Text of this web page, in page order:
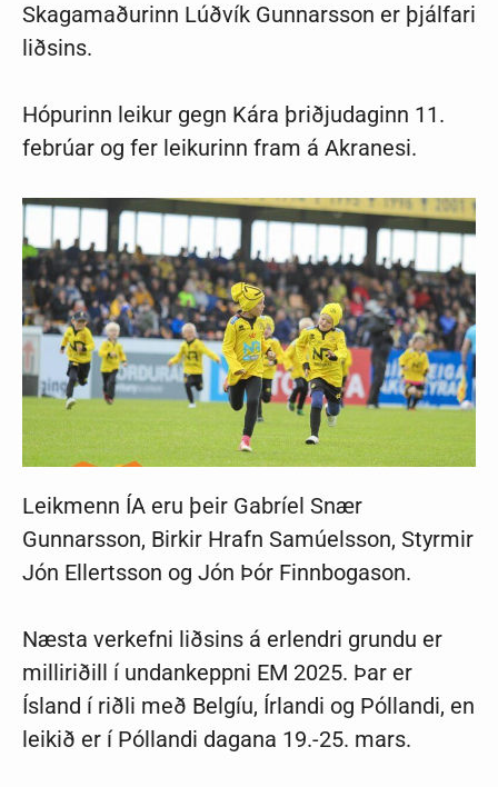
Skagamaðurinn Lúðvík Gunnarsson er þjálfari
liðsins.
Hópurinn leikur gegn Kára þriðjudaginn 11.
febrúar og fer leikurinn fram á Akranesi.
Leikmenn ÍA eru þeir Gabríel Snær
Gunnarsson, Birkir Hrafn Samúelsson, Styrmir
Jón Ellertsson og Jón Þór Finnbogason.
Næsta verkefni liðsins á erlendri grundu er
milliriðill í undankeppni EM 2025. Þar er
Ísland í riðli með Belgíu, Írlandi og Póllandi, en
leikið er í Póllandi dagana 19.-25. mars.